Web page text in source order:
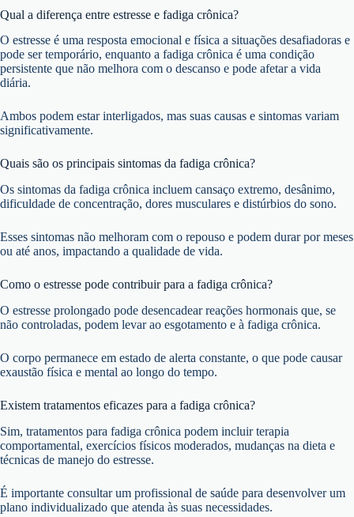
Qual a diferença entre estresse e fadiga crônica?
O estresse é uma resposta emocional e física a situações desafiadoras e
pode ser temporário, enquanto a fadiga crônica é uma condição
persistente que não melhora com o descanso e pode afetar a vida
diária.
Ambos podem estar interligados, mas suas causas e sintomas variam
significativamente.
Quais são os principais sintomas da fadiga crônica?
Os sintomas da fadiga crônica incluem cansaço extremo, desânimo,
dificuldade de concentração, dores musculares e distúrbios do sono.
Esses sintomas não melhoram com o repouso e podem durar por meses
ou até anos, impactando a qualidade de vida.
Como o estresse pode contribuir para a fadiga crônica?
O estresse prolongado pode desencadear reações hormonais que, se
não controladas, podem levar ao esgotamento e à fadiga crônica.
O corpo permanece em estado de alerta constante, o que pode causar
exaustão física e mental ao longo do tempo.
Existem tratamentos eficazes para a fadiga crônica?
Sim, tratamentos para fadiga crônica podem incluir terapia
comportamental, exercícios físicos moderados, mudanças na dieta e
técnicas de manejo do estresse.
É importante consultar um profissional de saúde para desenvolver um
plano individualizado que atenda às suas necessidades.